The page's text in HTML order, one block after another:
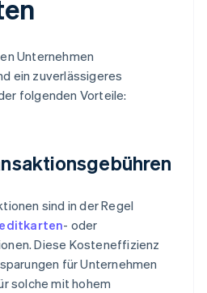
Unternehmen
ein zuverlässigeres
folgenden Vorteile:
sind in der Regel
- oder
Diese Kosteneffizienz
für Unternehmen
solche mit hohem